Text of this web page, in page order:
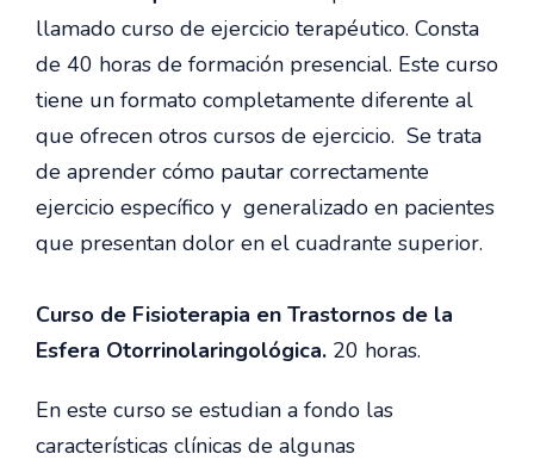
llamado curso de ejercicio terapéutico. Consta
de 40 horas de formación presencial. Este curso
tiene un formato completamente diferente al
que ofrecen otros cursos de ejercicio. Se trata
de aprender cómo pautar correctamente
ejercicio específico y generalizado en pacientes
que presentan dolor en el cuadrante superior.
Curso de Fisioterapia en Trastornos de la
Esfera Otorrinolaringológica. 20 horas.
En este curso se estudian a fondo las
características clínicas de algunas